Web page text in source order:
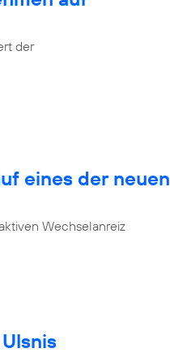
der
eines der neuen
Wechselanreiz